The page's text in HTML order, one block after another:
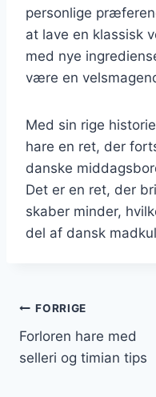
personlige
at lave en klassisk
med nye
være en
Med sin rige
hare en ret, der
danske
Det er en ret, der
skaber minder,
del af dansk
FORRIGE
Forloren hare med
selleri og timian tips